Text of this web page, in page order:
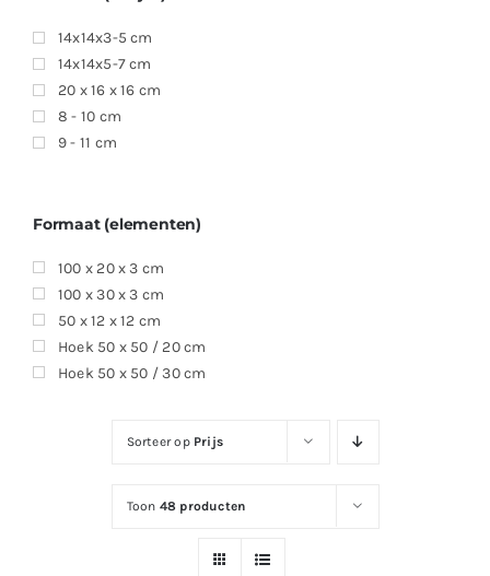
Sorteer op Prijs
Toon 48 producten
14x14x3-5 cm
14x14x5-7 cm
20 x 16 x 16 cm
8 - 10 cm
9 - 11 cm
Formaat (elementen)
100 x 20 x 3 cm
100 x 30 x 3 cm
50 x 12 x 12 cm
Hoek 50 x 50 / 20 cm
Hoek 50 x 50 / 30 cm